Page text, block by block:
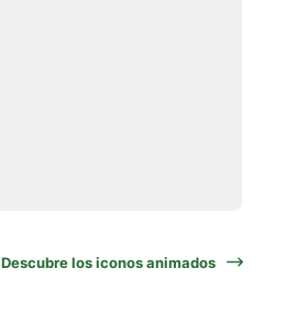
Descubre los iconos animados